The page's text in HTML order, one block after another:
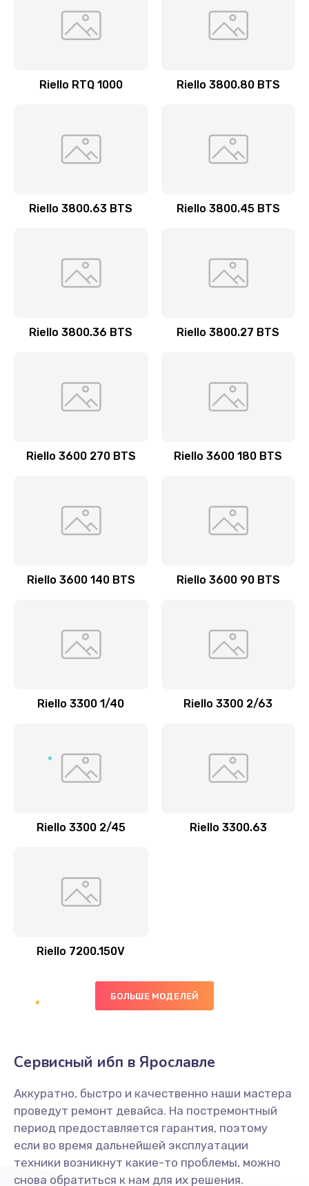
Riello RTQ 1000 Riello 3800.80 BTS
Riello 3800.63 BTS Riello 3800.45 BTS
Riello 3800.36 BTS Riello 3800.27 BTS
Riello 3600 270 BTS Riello 3600 180 BTS
Riello 3600 140 BTS Riello 3600 90 BTS
Riello 3300 1/40 Riello 3300 2/63
Riello 3300 2/45 Riello 3300.63
Riello 7200.150V
БОЛЬШЕ МОДЕЛЕЙ
Сервисный ибп в Ярославле
Аккуратно, быстро и качественно наши мастера
проведут ремонт девайса. На постремонтный
период предоставляется гарантия, поэтому
если во время дальнейшей эксплуатации
техники возникнут какие-то проблемы, можно
снова обратиться к нам для их решения.